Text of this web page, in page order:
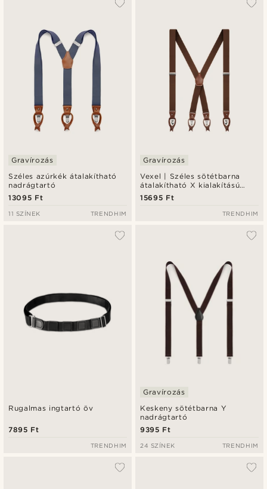
Széles azúrkék átalakítható
nadrágtartó
Gravírozás
13095 Ft
11 SZÍNEK TRENDHIM
Vexel | Széles sötétbarna
átalakítható X kialakítású
nadrágtartó
Gravírozás
15695 Ft
TRENDHIM
Rugalmas ingtartó öv
7895 Ft
TRENDHIM
Keskeny sötétbarna Y
nadrágtartó
Gravírozás
9395 Ft
24 SZÍNEK TRENDHIM